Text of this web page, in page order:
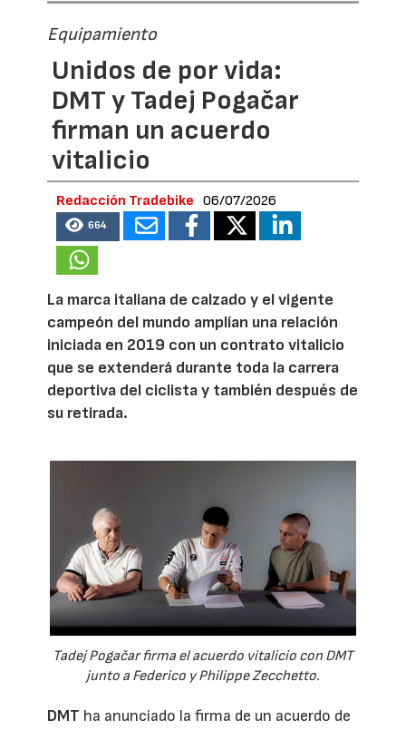
Equipamiento
Unidos de por vida:
DMT y Tadej Pogačar
firman un acuerdo
vitalicio
Redacción Tradebike 06/07/2026
664
La marca italiana de calzado y el vigente
campeón del mundo amplían una relación
iniciada en 2019 con un contrato vitalicio
que se extenderá durante toda la carrera
deportiva del ciclista y también después de
su retirada.
Tadej Pogačar firma el acuerdo vitalicio con DMT
junto a Federico y Philippe Zecchetto.
DMT ha anunciado la firma de un acuerdo de